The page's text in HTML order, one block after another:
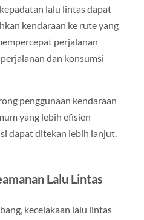
lalu lintas dapat
kendaraan ke rute yang
perjalanan
dan konsumsi
penggunaan kendaraan
yang lebih efisien
dapat ditekan lebih lanjut.
Lalu Lintas
kecelakaan lalu lintas